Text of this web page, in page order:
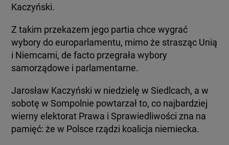
Kaczyński.
Z takim przekazem jego partia chce wygrać
wybory do europarlamentu, mimo że strasząc Unią
i Niemcami, de facto przegrała wybory
samorządowe i parlamentarne.
Jarosław Kaczyński w niedzielę w Siedlcach, a w
sobotę w Sompolnie powtarzał to, co najbardziej
wierny elektorat Prawa i Sprawiedliwości zna na
pamięć: że w Polsce rządzi koalicja niemiecka.